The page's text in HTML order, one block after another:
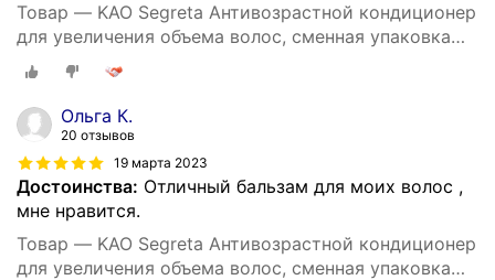
Товар — KAO Segreta Антивозрастной кондиционер
для увеличения объема волос, сменная упаковка
340 мл.
Ольга К.
20 отзывов
19 марта 2023
Достоинства: Отличный бальзам для моих волос ,
мне нравится.
Товар — KAO Segreta Антивозрастной кондиционер
для увеличения объема волос, сменная упаковка